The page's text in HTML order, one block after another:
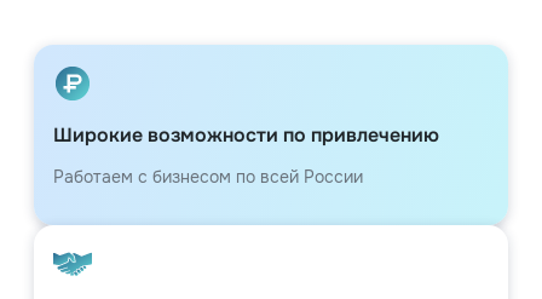
Широкие возможности по привлечению
Работаем с бизнесом по всей России